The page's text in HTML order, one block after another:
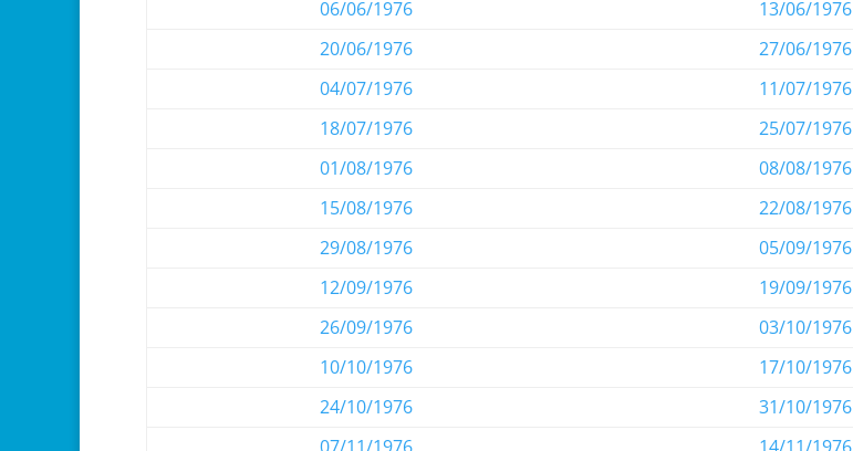
06/06/1976
13/06/1976
20/06/1976
27/06/1976
04/07/1976
11/07/1976
18/07/1976
25/07/1976
01/08/1976
08/08/1976
15/08/1976
22/08/1976
29/08/1976
05/09/1976
12/09/1976
19/09/1976
26/09/1976
03/10/1976
10/10/1976
17/10/1976
24/10/1976
31/10/1976